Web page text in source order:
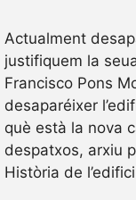
Actualment
justifiquem la
Francisco Pons
desaparéixer
què està la nova
despatxos, arxiu
Història de